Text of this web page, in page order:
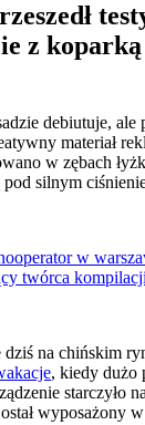
z
debiutuje, ale
materiał
w zębach
silnym
w
twórca
na chińskim
, kiedy dużo
starczyło
wyposażony